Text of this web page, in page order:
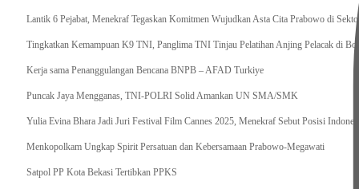
Lantik 6 Pejabat, Menekraf Tegaskan Komitmen Wujudkan Asta Cita Prabowo di Sektor
Tingkatkan Kemampuan K9 TNI, Panglima TNI Tinjau Pelatihan Anjing Pelacak di
Kerja sama Penanggulangan Bencana BNPB – AFAD Turkiye
Puncak Jaya Mengganas, TNI-POLRI Solid Amankan UN SMA/SMK
Yulia Evina Bhara Jadi Juri Festival Film Cannes 2025, Menekraf Sebut Posisi
Menkopolkam Ungkap Spirit Persatuan dan Kebersamaan Prabowo-Megawati
Satpol PP Kota Bekasi Tertibkan PPKS